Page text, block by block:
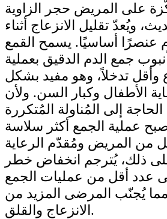
على المريض حجر الزاوية
ويُعدّ تقليل الانزعاج أثناء
أساسيًا. يسمح القمع
جمع الدم الدقيق بعملية
وأقل تدخلاً، وهو مفيد بشكل
الأطفال وكبار السن. ولأن
إلى المُناولة المُتكررة
عملية الجمع أكثر سلاسة
من المريض ومُقدّم الرعاية
ذلك، يُترجم انخفاض خطر
عدد أقل من عمليات الجمع
مما يُجنّب المرضى المزيد من
الانزعاج والقلق.